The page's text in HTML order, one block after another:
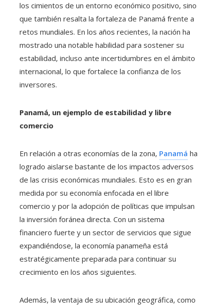
los cimientos de un entorno económico positivo, sino
que también resalta la fortaleza de Panamá frente a
retos mundiales. En los años recientes, la nación ha
mostrado una notable habilidad para sostener su
estabilidad, incluso ante incertidumbres en el ámbito
internacional, lo que fortalece la confianza de los
inversores.
Panamá, un ejemplo de estabilidad y libre
comercio
En relación a otras economías de la zona, Panamá ha
logrado aislarse bastante de los impactos adversos
de las crisis económicas mundiales. Esto es en gran
medida por su economía enfocada en el libre
comercio y por la adopción de políticas que impulsan
la inversión foránea directa. Con un sistema
financiero fuerte y un sector de servicios que sigue
expandiéndose, la economía panameña está
estratégicamente preparada para continuar su
crecimiento en los años siguientes.
Además, la ventaja de su ubicación geográfica, como